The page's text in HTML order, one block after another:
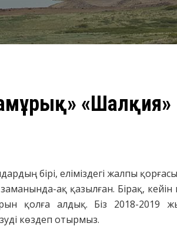
бірі, еліміздегі жалпы
заманында-ақ қазылған. Бірақ,
қолға алдық. Біз 2018-2019
көздеп отырмыз.